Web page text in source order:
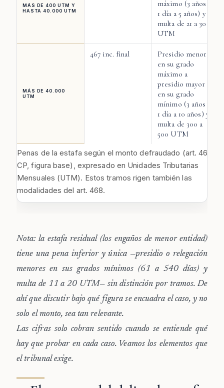
Penas de la estafa según el monto defraudado (art. 467
CP, figura base), expresado en Unidades Tributarias
Mensuales (UTM). Estos tramos rigen también las
modalidades del art. 468.
MÁS DE 400 UTM Y
HASTA 40.000 UTM
máximo (3 años y
1 día a 5 años) y
multa de 21 a 300
UTM
MÁS DE 40.000
UTM
467 inc. final
Presidio menor
en su grado
máximo a
presidio mayor
en su grado
mínimo (3 años y
1 día a 10 años) y
multa de 300 a
500 UTM
Nota: la estafa residual (los engaños de menor entidad)
tiene una pena inferior y única —presidio o relegación
menores en sus grados mínimos (61 a 540 días) y
multa de 11 a 20 UTM— sin distinción por tramos. De
ahí que discutir bajo qué figura se encuadra el caso, y no
solo el monto, sea tan relevante.
Las cifras solo cobran sentido cuando se entiende qué
hay que probar en cada caso. Veamos los elementos que
el tribunal exige.